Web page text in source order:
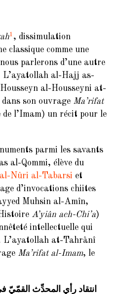
1 , dissimulation
classique comme une
parlerons d’une autre
L’ayatollah al-Hajj as-
al-Housseyni at-
son ouvrage Ma’rifat
de l’Imam) un récit pour le
parmi les savants
al-Qommi, élève du
Nûri al-Tabarsi et
d’invocations chiites
Muhsin al-Amîn,
A’yiân ach-Chi’a)
intellectuelle qui
L’ayatollah at-Tahrânî
Ma’rifat al-Imam, le
انتقاد رأي‌ المحدِّث‌